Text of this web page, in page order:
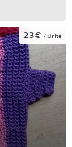
23 € / Unité